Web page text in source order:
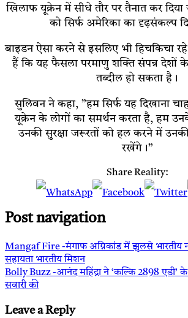
खिलाफ यूक्रेन में सीधे तौर पर तैनात कर दिया
को सिर्फ अमेरिका का दृढ़संकल्प
बाइडन ऐसा करने से इसलिए भी हिचकिचा
हैं कि यह फैसला परमाणु शक्ति संपन्न देशों
तब्दील हो सकता है।
सुलिवन ने कहा, ”हम सिर्फ यह दिखाना
यूक्रेन के लोगों का समर्थन करता है, हम
उनकी सुरक्षा जरूरतों को हल करने में
रखेंगे।”
Share Reality:
Post navigation
Mangaf Fire -मंगाफ अग्निकांड में झुलसे भारतीय
सहायता भारतीय मिशन
Bolly Buzz -आनंद महिंद्रा ने ‘कल्कि 2898 एडी’ के
सवारी की
Leave a Reply